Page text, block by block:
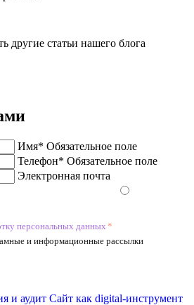
другие статьи нашего блога
Имя* Обязательное поле
Телефон* Обязательное поле
Электронная почта
персональных данных *
и информационные рассылки
и аудит Сайт как digital-инструмент